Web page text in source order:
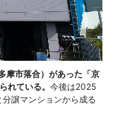
摩市落合）があった「京
れている。 今後は2025
譲マンションから成る